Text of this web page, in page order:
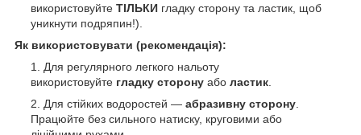
використовуйте ТІЛЬКИ гладку сторону та ластик, щоб
уникнути подряпин!).
Як використовувати (рекомендація):
Для регулярного легкого нальоту
використовуйте гладку сторону або ластик
Для стійких водоростей — абразивну сторону
Працюйте без сильного натиску, круговими або